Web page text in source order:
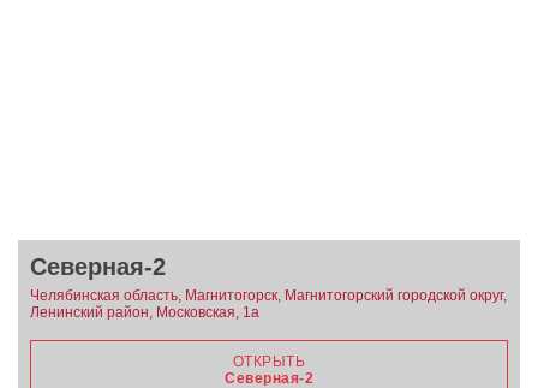
Северная-2
Челябинская область, Магнитогорск, Магнитогорский городской округ,
Ленинский район, Московская, 1а
ОТКРЫТЬ
Северная-2